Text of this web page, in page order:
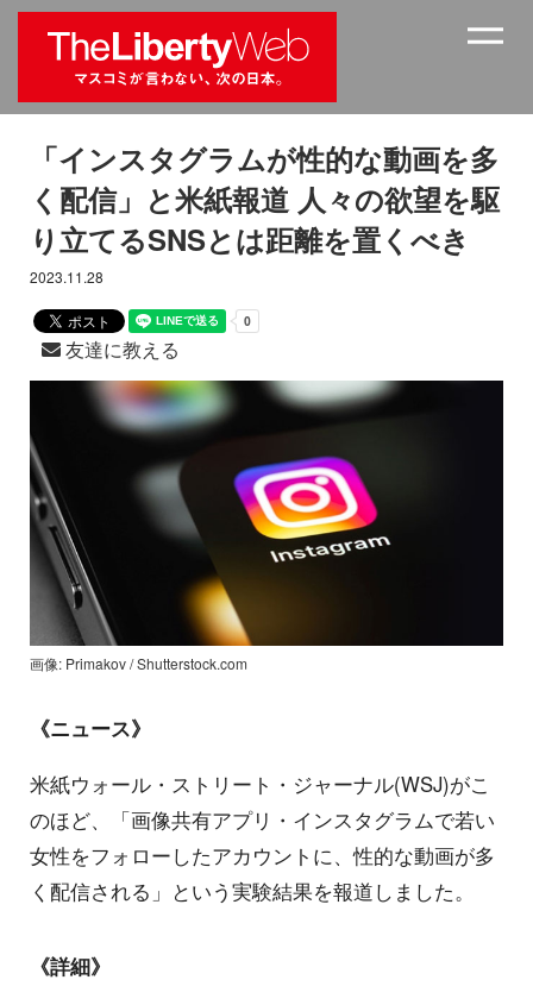
「インスタグラムが性的な動画を多
く配信」と米紙報道 人々の欲望を駆
り立てるSNSとは距離を置くべき
2023.11.28
友達に教える
画像: Primakov / Shutterstock.com
《ニュース》
米紙ウォール・ストリート・ジャーナル(WSJ)がこ
のほど、「画像共有アプリ・インスタグラムで若い
女性をフォローしたアカウントに、性的な動画が多
く配信される」という実験結果を報道しました。
《詳細》